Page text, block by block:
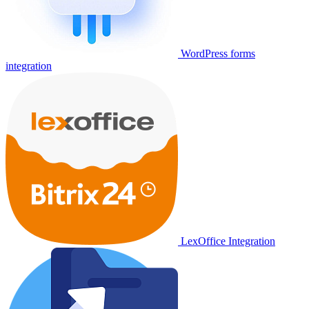
WordPress forms
integration
LexOffice Integration